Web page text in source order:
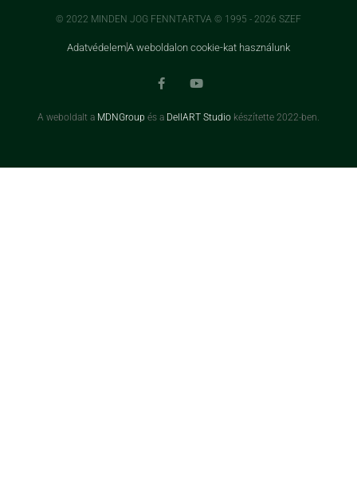
© 2022 MINDEN JOG FENNTARTVA © 1995 - 2026 SZEF
AdatvédelemA weboldalon cookie-kat használunk
A weboldalt a MDNGroup és a DellART Studio készítette 2022-ben.